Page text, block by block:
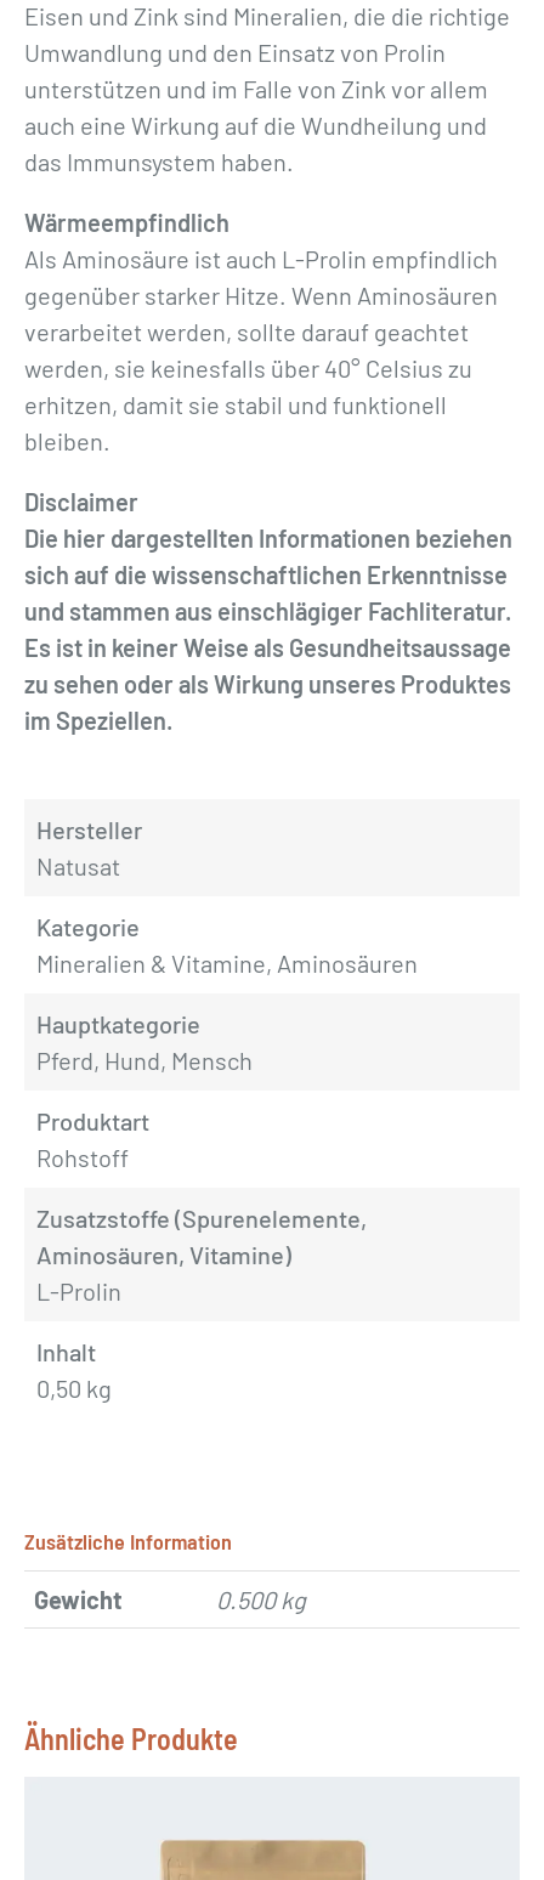
Eisen und Zink sind Mineralien, die die richtige
Umwandlung und den Einsatz von Prolin
unterstützen und im Falle von Zink vor allem
auch eine Wirkung auf die Wundheilung und
das Immunsystem haben.
Wärmeempfindlich
Als Aminosäure ist auch L-Prolin empfindlich
gegenüber starker Hitze. Wenn Aminosäuren
verarbeitet werden, sollte darauf geachtet
werden, sie keinesfalls über 40° Celsius zu
erhitzen, damit sie stabil und funktionell
bleiben.
Disclaimer
Die hier dargestellten Informationen beziehen
sich auf die wissenschaftlichen Erkenntnisse
und stammen aus einschlägiger Fachliteratur.
Es ist in keiner Weise als Gesundheitsaussage
zu sehen oder als Wirkung unseres Produktes
im Speziellen.
Hersteller
Natusat
Kategorie
Mineralien & Vitamine, Aminosäuren
Hauptkategorie
Pferd, Hund, Mensch
Produktart
Rohstoff
Zusatzstoffe (Spurenelemente,
Aminosäuren, Vitamine)
L-Prolin
Inhalt
0,50 kg
Zusätzliche Information
Gewicht 0.500 kg
Ähnliche Produkte